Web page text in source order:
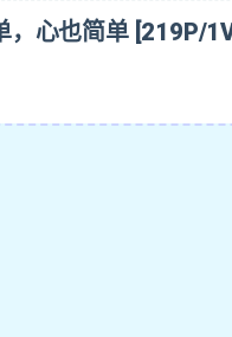
，心也简单 [219P/